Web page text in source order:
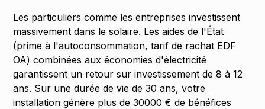
Les particuliers comme les entreprises investissent
massivement dans le solaire. Les aides de l'État
(prime à l'autoconsommation, tarif de rachat EDF
OA) combinées aux économies d'électricité
garantissent un retour sur investissement de 8 à 12
ans. Sur une durée de vie de 30 ans, votre
installation génère plus de 30000 € de bénéfices